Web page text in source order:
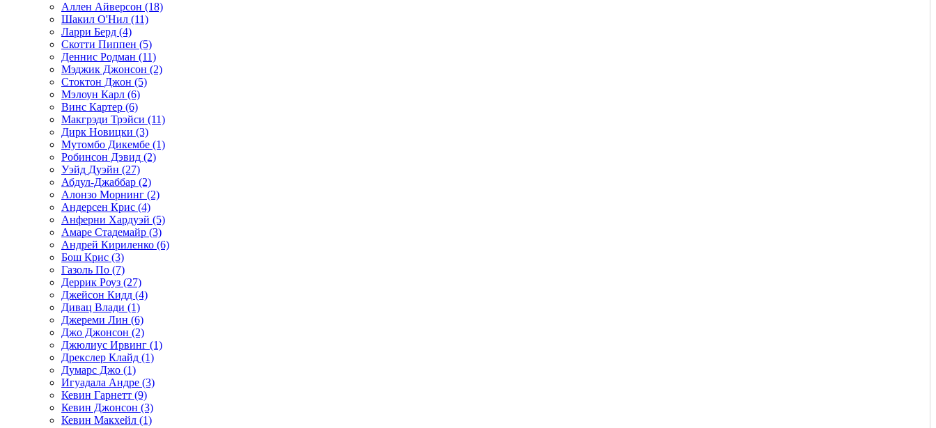
Аллен Айверсон (18)
Шакил О'Нил (11)
Ларри Берд (4)
Скотти Пиппен (5)
Деннис Родман (11)
Мэджик Джонсон (2)
Стоктон Джон (5)
Мэлоун Карл (6)
Винс Картер (6)
Макгрэди Трэйси (11)
Дирк Новицки (3)
Мутомбо Дикембе (1)
Робинсон Дэвид (2)
Уэйд Дуэйн (27)
Абдул-Джаббар (2)
Алонзо Морнинг (2)
Андерсен Крис (4)
Анферни Xардуэй (5)
Амаре Стадемайр (3)
Андрей Кириленко (6)
Бош Крис (3)
Газоль По (7)
Деррик Роуз (27)
Джейсон Кидд (4)
Дивац Влади (1)
Джереми Лин (6)
Джо Джонсон (2)
Джюлиус Ирвинг (1)
Дрекслер Клайд (1)
Думарс Джо (1)
Игуадала Андре (3)
Кевин Гарнетт (9)
Кевин Джонсон (3)
Кевин Макхейл (1)